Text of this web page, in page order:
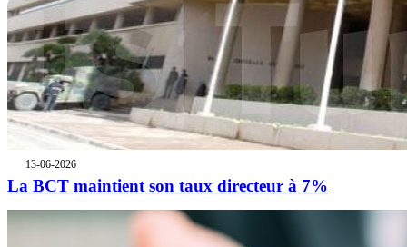
13-06-2026
La BCT maintient son taux directeur à 7%